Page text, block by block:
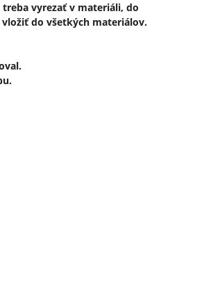
vyrezať v materiáli, do
do všetkých materiálov.